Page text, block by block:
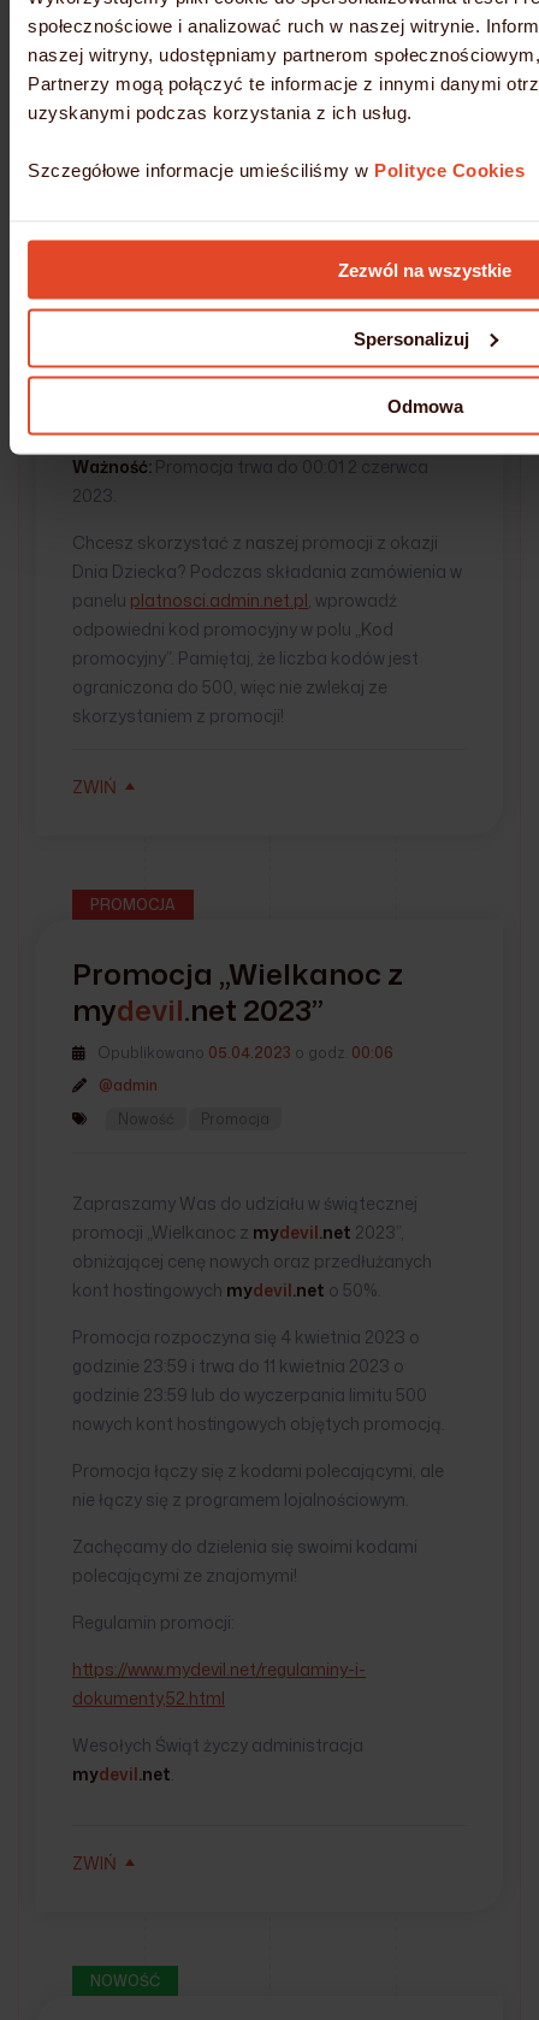
społecznościowe i analizować ruch w naszej witrynie.
naszej witryny, udostępniamy partnerom
Partnerzy mogą połączyć te informacje z innymi danymi
uzyskanymi podczas korzystania z ich usług.
Szczegółowe informacje umieściliśmy w Polityce Cookies
Zezwól na wszystkie
Spersonalizuj
Odmowa
Limit:500 wykorzystań
Ważność:Promocja trwa do 00:01 2 czerwca
2023.
Kod promocyjny na przedłużane konta
Rabat:15%
Kod łączy się z naszym programem
lojalnościowym.
Ważność: Promocja trwa do 00:01 2 czerwca
2023.
Chcesz skorzystać z naszej promocji z okazji
Dnia Dziecka? Podczas składania zamówienia w
panelu platnosci.admin.net.pl , wprowadź
odpowiedni kod promocyjny w polu „Kod
promocyjny”. Pamiętaj, że liczba kodów jest
ograniczona do 500, więc nie zwlekaj ze
skorzystaniem z promocji!
ZWIŃ
PROMOCJA
Promocja „Wielkanoc z
mydevil.net 2023”
Opublikowano 05.04.2023 o godz. 00:06
@admin
Nowość
Promocja
Zapraszamy Was do udziału w świątecznej
promocji „Wielkanoc z mydevil .net 2023”,
obniżającej cenę nowych oraz przedłużanych
kont hostingowych mydevil .net o 50%.
Promocja rozpoczyna się 4 kwietnia 2023 o
godzinie 23:59 i trwa do 11 kwietnia 2023 o
godzinie 23:59 lub do wyczerpania limitu 500
nowych kont hostingowych objętych promocją.
Promocja łączy się z kodami polecającymi, ale
nie łączy się z programem lojalnościowym.
Zachęcamy do dzielenia się swoimi kodami
polecającymi ze znajomymi!
Regulamin promocji:
https://www.mydevil.net/regulaminy-i-
dokumenty,52.html
Wesołych Świąt życzy administracja
mydevil .net
ZWIŃ
NOWOŚĆ